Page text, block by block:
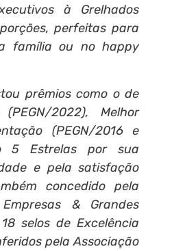
à Grelhados
perfeitas para
família ou no happy
prêmios como o de
2022), Melhor
(PEGN/2016 e
5 Estrelas por sua
e pela satisfação
concedido pela
& Grandes
selos de Excelência
pela Associação